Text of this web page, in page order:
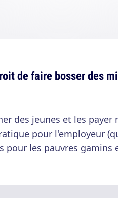
de faire bosser des
des jeunes et les payer
pour l'employeur
pour les pauvres gamins